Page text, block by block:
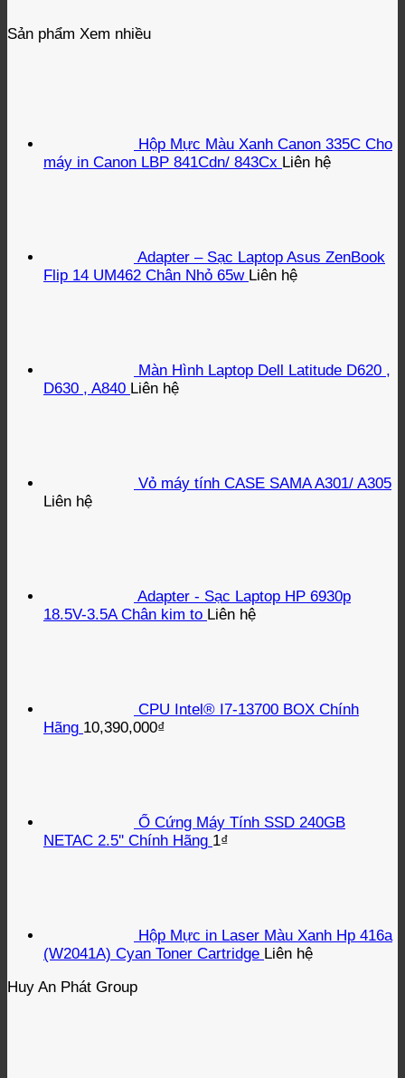
Sản phẩm Xem nhiều
Hộp Mực Màu Xanh Canon 335C Cho
máy in Canon LBP 841Cdn/ 843Cx Liên hệ
Adapter – Sạc Laptop Asus ZenBook
Flip 14 UM462 Chân Nhỏ 65w Liên hệ
Màn Hình Laptop Dell Latitude D620 ,
D630 , A840 Liên hệ
Vỏ máy tính CASE SAMA A301/ A305
Liên hệ
Adapter - Sạc Laptop HP 6930p
18.5V-3.5A Chân kim to Liên hệ
CPU Intel® I7-13700 BOX Chính
Hãng 10,390,000₫
Ổ Cứng Máy Tính SSD 240GB
NETAC 2.5'' Chính Hãng 1₫
Hộp Mực in Laser Màu Xanh Hp 416a
(W2041A) Cyan Toner Cartridge Liên hệ
Huy An Phát Group